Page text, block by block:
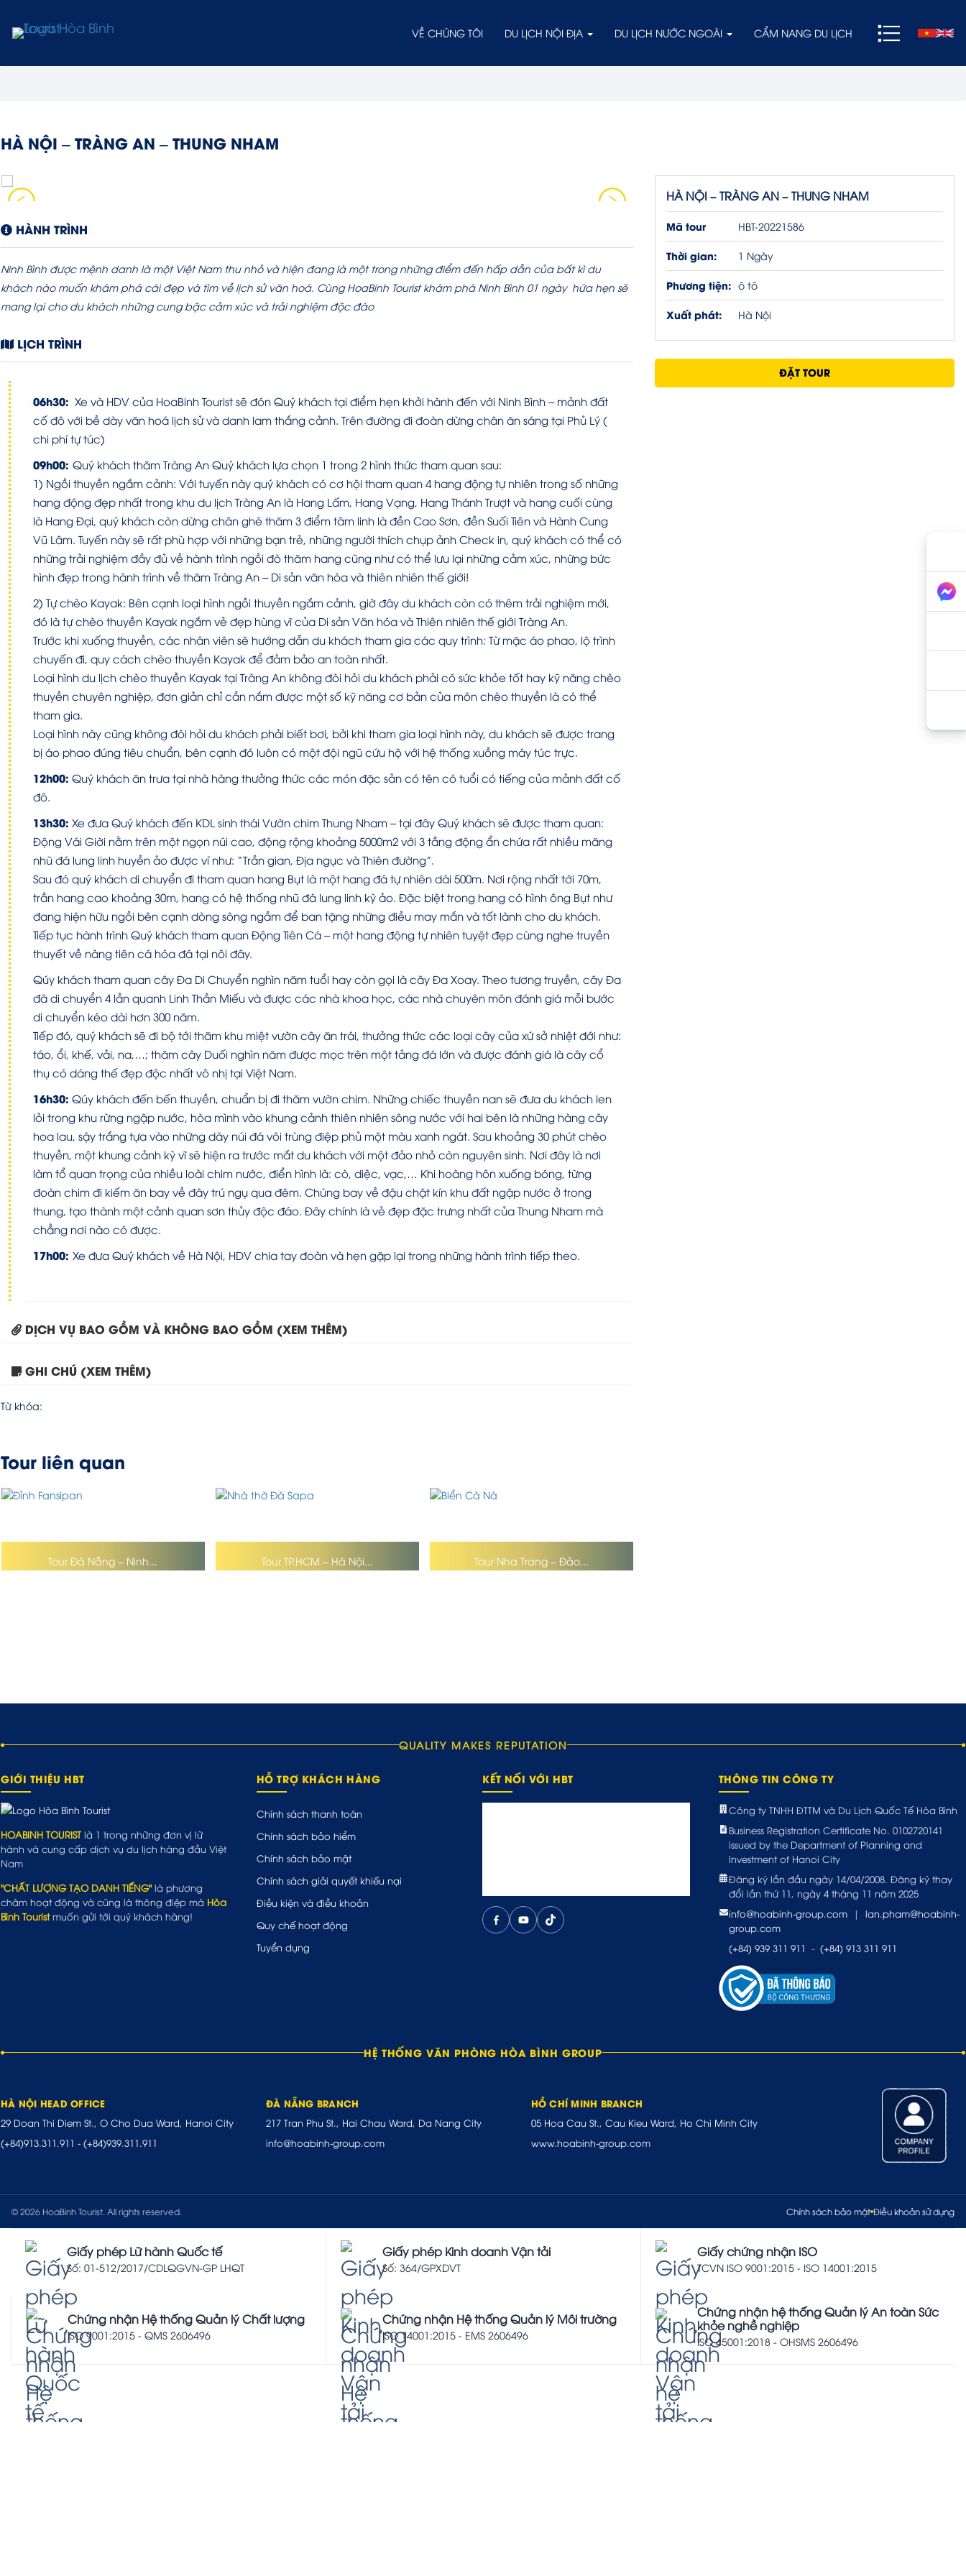
VỀ CHÚNG TÔI DU LỊCH NỘI ĐỊA DU LỊCH NƯỚC NGOÀI CẨM NANG DU LỊCH
HÀ NỘI – TRÀNG AN – THUNG NHAM
HÀNH TRÌNH
Ninh Bình được mệnh danh là một Việt Nam thu nhỏ và hiện đang là một trong những điểm đến hấp dẫn của bất kì du
khách nào muốn khám phá cái đẹp và tìm về lịch sử văn hoá. Cùng HoaBinh Tourist khám phá Ninh Bình 01 ngày hứa hẹn sẽ
mang lại cho du khách những cung bậc cảm xúc và trải nghiệm độc đáo
LỊCH TRÌNH
06h30: Xe và HDV của HoaBinh Tourist sẽ đón Quý khách tại điểm hẹn khởi hành đến với Ninh Bình – mảnh đất
cố đô với bề dày văn hoá lịch sử và danh lam thắng cảnh. Trên đường đi đoàn dừng chân ăn sáng tại Phủ Lý (
chi phí tự túc)
09h00: Quý khách thăm Tràng An Quý khách lựa chọn 1 trong 2 hình thức tham quan sau:
1) Ngồi thuyền ngắm cảnh: Với tuyến này quý khách có cơ hội tham quan 4 hang động tự nhiên trong số những
hang động đẹp nhất trong khu du lịch Tràng An là Hang Lấm, Hang Vạng, Hang Thánh Trượt và hang cuối cùng
là Hang Đại, quý khách còn dừng chân ghé thăm 3 điểm tâm linh là đền Cao Sơn, đền Suối Tiên và Hành Cung
Vũ Lâm. Tuyến này sẽ rất phù hợp với những bạn trẻ, những người thích chụp ảnh Check in, quý khách có thể có
những trải nghiệm đầy đủ về hành trình ngồi đò thăm hang cũng như có thể lưu lại những cảm xúc, những bức
hình đẹp trong hành trình về thăm Tràng An – Di sản văn hòa và thiên nhiên thế giới!
2) Tự chèo Kayak: Bên cạnh loại hình ngồi thuyền ngắm cảnh, giờ đây du khách còn có thêm trải nghiệm mới,
đó là tự chèo thuyền Kayak ngắm vẻ đẹp hùng vĩ của Di sản Văn hóa và Thiên nhiên thế giới Tràng An.
Trước khi xuống thuyền, các nhân viên sẽ hướng dẫn du khách tham gia các quy trình: Từ mặc áo phao, lộ trình
chuyến đi, quy cách chèo thuyền Kayak để đảm bảo an toàn nhất.
Loại hình du lịch chèo thuyền Kayak tại Tràng An không đòi hỏi du khách phải có sức khỏe tốt hay kỹ năng chèo
thuyền chuyên nghiệp, đơn giản chỉ cần nắm được một số kỹ năng cơ bản của môn chèo thuyền là có thể
tham gia.
Loại hình này cũng không đòi hỏi du khách phải biết bơi, bởi khi tham gia loại hình này, du khách sẽ được trang
bị áo phao đúng tiêu chuẩn, bên cạnh đó luôn có một đội ngũ cứu hộ với hệ thống xuồng máy túc trực.
12h00: Quý khách ăn trưa tại nhà hàng thưởng thức các món đặc sản có tên có tuổi có tiếng của mảnh đất cố
đô.
13h30: Xe đưa Quý khách đến KDL sinh thái Vườn chim Thung Nham – tại đây Quý khách sẽ được tham quan:
Động Vái Giời nằm trên một ngọn núi cao, động rộng khoảng 5000m2 với 3 tầng động ẩn chứa rất nhiều măng
nhũ đá lung linh huyền ảo được ví như: “Trần gian, Địa ngục và Thiên đường”.
Sau đó quý khách di chuyển đi tham quan hang Bụt là một hang đá tự nhiên dài 500m. Nơi rộng nhất tới 70m,
trần hang cao khoảng 30m, hang có hệ thống nhũ đá lung linh kỳ ảo. Đặc biệt trong hang có hình ông Bụt như
đang hiện hữu ngồi bên cạnh dòng sông ngầm để ban tặng những điều may mắn và tốt lành cho du khách.
Tiếp tục hành trình Quý khách tham quan Động Tiên Cá – một hang động tự nhiên tuyệt đẹp cùng nghe truyền
thuyết về nàng tiên cá hóa đá tại nôi đây.
Qúy khách tham quan cây Đa Di Chuyển nghìn năm tuổi hay còn gọi là cây Đa Xoay. Theo tương truyền, cây Đa
đã di chuyển 4 lần quanh Linh Thần Miếu và được các nhà khoa học, các nhà chuyên môn đánh giá mỗi bước
di chuyển kéo dài hơn 300 năm.
Tiếp đó, quý khách sẽ đi bộ tới thăm khu miệt vườn cây ăn trái, thưởng thức các loại cây của xứ sở nhiệt đới như:
táo, ổi, khế, vải, na,…; thăm cây Duối nghìn năm được mọc trên một tảng đá lớn và được đánh giá là cây cổ
thụ có dáng thế đẹp độc nhất vô nhị tại Việt Nam.
16h30: Qúy khách đến bến thuyền, chuẩn bị đi thăm vườn chim. Những chiếc thuyền nan sẽ đưa du khách len
lỏi trong khu rừng ngập nước, hòa mình vào khung cảnh thiên nhiên sông nước với hai bên là những hàng cây
hoa lau, sậy trắng tựa vào những dãy núi đá vôi trùng điệp phủ một màu xanh ngát. Sau khoảng 30 phút chèo
thuyền, một khung cảnh kỳ vĩ sẽ hiện ra trước mắt du khách với một đảo nhỏ còn nguyên sinh. Nơi đây là nơi
làm tổ quan trọng của nhiều loài chim nước, điển hình là: cò, diệc, vạc,… Khi hoàng hôn xuống bóng, từng
đoàn chim đi kiếm ăn bay về đây trú ngụ qua đêm. Chúng bay về đậu chật kín khu đất ngập nước ở trong
thung, tạo thành một cảnh quan sơn thủy độc đáo. Đây chính là vẻ đẹp đặc trưng nhất của Thung Nham mà
chẳng nơi nào có được.
17h00: Xe đưa Quý khách về Hà Nội, HDV chia tay đoàn và hẹn gặp lại trong những hành trình tiếp theo.
DỊCH VỤ BAO GỒM VÀ KHÔNG BAO GỒM (XEM THÊM)
GHI CHÚ (XEM THÊM)
Từ khóa:
Tour liên quan
Tour Đà Nẵng – Ninh... Tour TP.HCM – Hà Nội... Tour Nha Trang – Đảo...
HÀ NỘI – TRÀNG AN – THUNG NHAM
Mã tour HBT-20221586
Thời gian: 1 Ngày
Phương tiện: ô tô
Xuất phát: Hà Nội
ĐẶT TOUR
QUALITY MAKES REPUTATION
GIỚI THIỆU HBT
HOABINH TOURIST là 1 trong những đơn vị lữ
hành và cung cấp dịch vụ du lịch hàng đầu Việt
Nam
"CHẤT LƯỢNG TẠO DANH TIẾNG" là phương
châm hoạt động và cũng là thông điệp mà Hòa
Bình Touristmuốn gửi tới quý khách hàng!
HỖ TRỢ KHÁCH HÀNG
Chính sách thanh toán
Chính sách bảo hiểm
Chính sách bảo mật
Chính sách giải quyết khiếu nại
Điều kiện và điều khoản
Quy chế hoạt động
Tuyển dụng
KẾT NỐI VỚI HBT THÔNG TIN CÔNG TY
Công ty TNHH ĐTTM và Du Lịch Quốc Tế Hòa Bình
Business Registration Certificate No. 0102720141
issued by the Department of Planning and
Investment of Hanoi City
Đăng ký lần đầu ngày 14/04/2008. Đăng ký thay
đổi lần thứ 11, ngày 4 tháng 11 năm 2025
info@hoabinh-group.com
|
lan.pham@hoabinh-
group.com
(+84) 939 311 911 - (+84) 913 311 911
HỆ THỐNG VĂN PHÒNG HÒA BÌNH GROUP
HÀ NỘI HEAD OFFICE
29 Doan Thi Diem St., O Cho Dua Ward, Hanoi City
(+84)913.311.911 - (+84)939.311.911
ĐÀ NẴNG BRANCH
217 Tran Phu St., Hai Chau Ward, Da Nang City
info@hoabinh-group.com
HỒ CHÍ MINH BRANCH
05 Hoa Cau St., Cau Kieu Ward, Ho Chi Minh City
www.hoabinh-group.com
© 2026 HoaBinh Tourist. All rights reserved. Chính sách bảo mật Điều khoản sử dụng
Giấy phép Lữ hành Quốc tế
Số: 01-512/2017/CDLQGVN-GP LHQT
Giấy phép Kinh doanh Vận tải
Số: 364/GPXDVT
Giấy chứng nhận ISO
TCVN ISO 9001:2015 - ISO 14001:2015
Chứng nhận Hệ thống Quản lý Chất lượng
ISO 9001:2015 - QMS 2606496
Chứng nhận Hệ thống Quản lý Môi trường
ISO 14001:2015 - EMS 2606496
Chứng nhận hệ thống Quản lý An toàn Sức
khỏe nghề nghiệp
ISO 45001:2018 - OHSMS 2606496